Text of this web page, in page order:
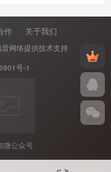
作 关于我们
音网络提供技术支持
号-1
微公众号